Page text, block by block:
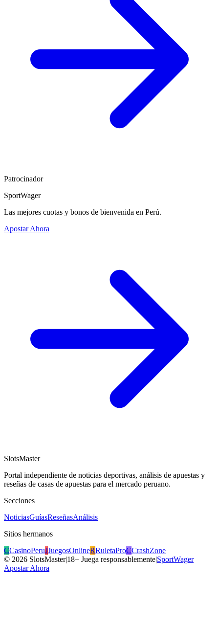
Patrocinador
SportWager
Las mejores cuotas y bonos de bienvenida en Perú.
Apostar Ahora
SlotsMaster
Portal independiente de noticias deportivas, análisis de apuestas y
reseñas de casas de apuestas para el mercado peruano.
Secciones
NoticiasGuíasReseñasAnálisis
Sitios hermanos
CCasinoPeruJJuegosOnlineRRuletaProCCrashZone
© 2026 SlotsMaster|18+ Juega responsablemente|SportWager
Apostar Ahora